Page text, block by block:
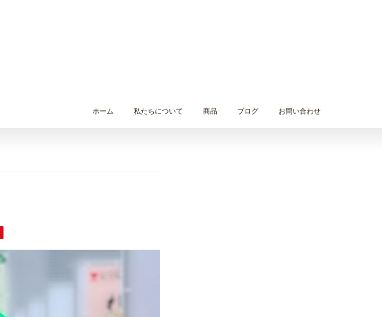
ホーム 私たちについて 商品 ブログ お問い合わせ